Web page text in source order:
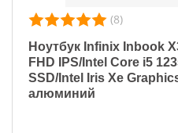
(8)
Ноутбук Infinix Inbook
FHD IPS/Intel Core i5
SSD/Intel Iris Xe
алюминий